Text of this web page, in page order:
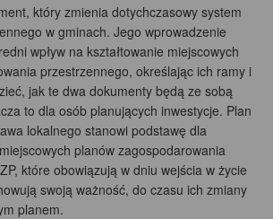
który zmienia dotychczasowy system
w gminach. Jego wprowadzenie
wpływ na kształtowanie miejscowych
przestrzennego, określając ich ramy i
jak te dwa dokumenty będą ze sobą
to dla osób planujących inwestycje. Plan
lokalnego stanowi podstawę dla
planów zagospodarowania
które obowiązują w dniu wejścia w życie
swoją ważność, do czasu ich zmiany
planem.